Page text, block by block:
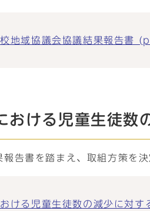
校地域協議会協議結果報告書
おける児童生徒数
報告書を踏まえ、取組方策を
ける児童生徒数の減少に対